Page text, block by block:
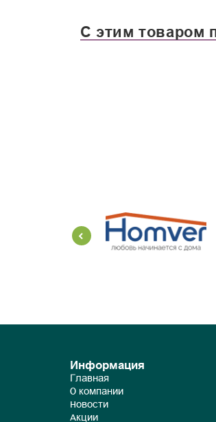
С этим товаром
Информация
Главная
О компании
Новости
Акции